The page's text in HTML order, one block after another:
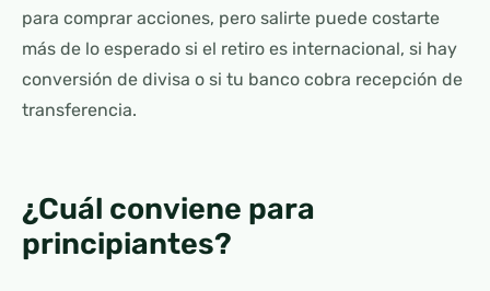
para comprar acciones, pero salirte puede costarte
más de lo esperado si el retiro es internacional, si hay
conversión de divisa o si tu banco cobra recepción de
transferencia.
¿Cuál conviene para
principiantes?